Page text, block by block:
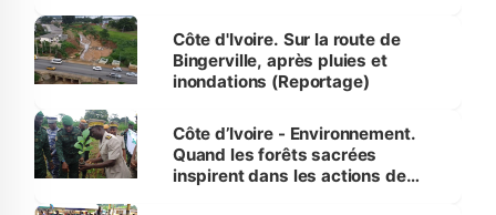
(Alassane Ouattara
Côte d'Ivoire. Sur la route de
Bingerville, après pluies et
inondations (Reportage)
Côte d’Ivoire - Environnement.
Quand les forêts sacrées
inspirent dans les actions de